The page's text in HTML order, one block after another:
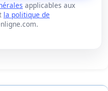
applicables aux
la politique de